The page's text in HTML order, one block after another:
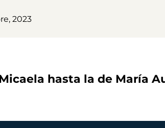
2023
hasta la de María